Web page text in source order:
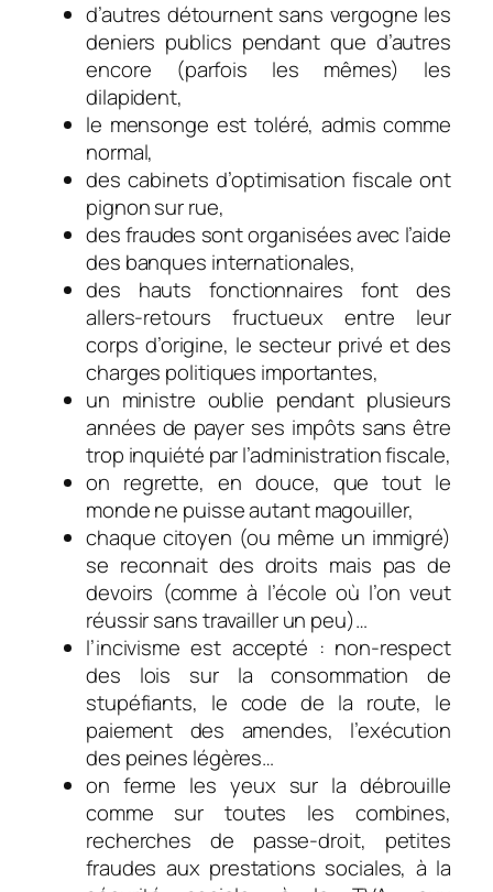
d’autres détournent sans vergogne les
deniers publics pendant que d’autres
encore (parfois les mêmes) les
dilapident,
le mensonge est toléré, admis comme
normal,
des cabinets d’optimisation fiscale ont
pignon sur rue,
des fraudes sont organisées avec l’aide
des banques internationales,
des hauts fonctionnaires font des
allers-retours fructueux entre leur
corps d’origine, le secteur privé et des
charges politiques importantes,
un ministre oublie pendant plusieurs
années de payer ses impôts sans être
trop inquiété par l’administration fiscale,
on regrette, en douce, que tout le
monde ne puisse autant magouiller,
chaque citoyen (ou même un immigré)
se reconnait des droits mais pas de
devoirs (comme à l’école où l’on veut
réussir sans travailler un peu)…
l’incivisme est accepté : non-respect
des lois sur la consommation de
stupéfiants, le code de la route, le
paiement des amendes, l’exécution
des peines légères…
on ferme les yeux sur la débrouille
comme sur toutes les combines,
recherches de passe-droit, petites
fraudes aux prestations sociales, à la